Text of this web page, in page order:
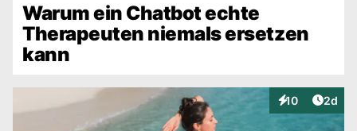
Warum ein Chatbot echte
Therapeuten niemals ersetzen
kann
10
Interaktionen
2d